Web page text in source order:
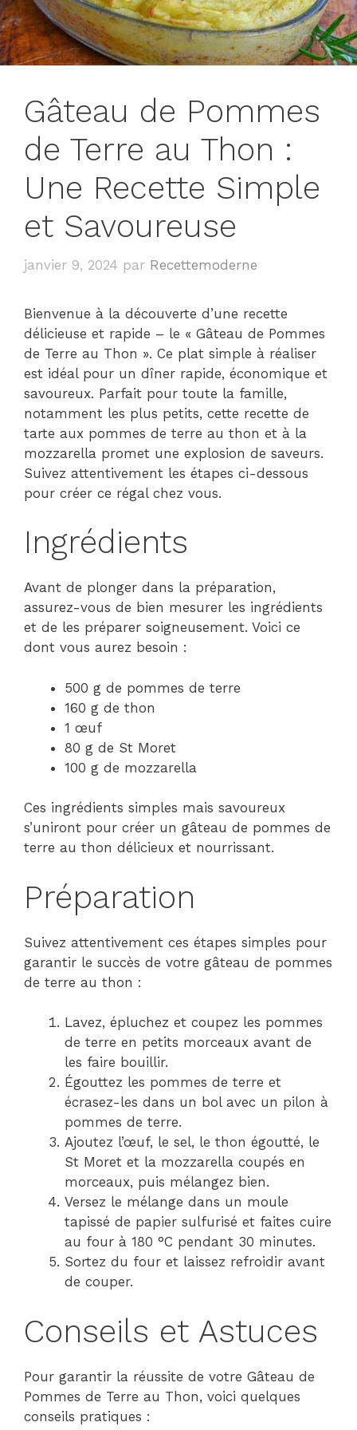
Gâteau de Pommes
de Terre au Thon :
Une Recette Simple
et Savoureuse
janvier 9, 2024 par Recettemoderne
Bienvenue à la découverte d’une recette
délicieuse et rapide – le « Gâteau de Pommes
de Terre au Thon ». Ce plat simple à réaliser
est idéal pour un dîner rapide, économique et
savoureux. Parfait pour toute la famille,
notamment les plus petits, cette recette de
tarte aux pommes de terre au thon et à la
mozzarella promet une explosion de saveurs.
Suivez attentivement les étapes ci-dessous
pour créer ce régal chez vous.
Ingrédients
Avant de plonger dans la préparation,
assurez-vous de bien mesurer les ingrédients
et de les préparer soigneusement. Voici ce
dont vous aurez besoin :
500 g de pommes de terre
160 g de thon
1 œuf
80 g de St Moret
100 g de mozzarella
Ces ingrédients simples mais savoureux
s’uniront pour créer un gâteau de pommes de
terre au thon délicieux et nourrissant.
Préparation
Suivez attentivement ces étapes simples pour
garantir le succès de votre gâteau de pommes
de terre au thon :
Lavez, épluchez et coupez les pommes
de terre en petits morceaux avant de
les faire bouillir.
Égouttez les pommes de terre et
écrasez-les dans un bol avec un pilon à
pommes de terre.
Ajoutez l’œuf, le sel, le thon égoutté, le
St Moret et la mozzarella coupés en
morceaux, puis mélangez bien.
Versez le mélange dans un moule
tapissé de papier sulfurisé et faites cuire
au four à 180 °C pendant 30 minutes.
Sortez du four et laissez refroidir avant
de couper.
Conseils et Astuces
Pour garantir la réussite de votre Gâteau de
Pommes de Terre au Thon, voici quelques
conseils pratiques :